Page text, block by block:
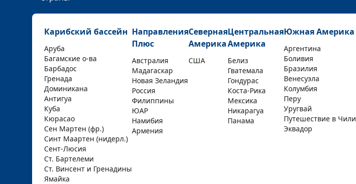
Карибский бассейн
Аруба
Багамские о-ва
Барбадос
Гренада
Доминикана
Антигуа
Куба
Кюрасао
Сен Мартен (фр.)
Синт Маартен (нидерл.)
Сент-Люсия
Ст. Бартелеми
Ст. Винсент и Гренадины
Ямайка
Направления
Плюс
Австралия
Мадагаскар
Новая Зеландия
Россия
Филиппины
ЮАР
Намибия
Армения
Северная
Америка
США
Центральная
Америка
Белиз
Гватемала
Гондурас
Коста-Рика
Мексика
Никарагуа
Панама
Южная Америка
Аргентина
Боливия
Бразилия
Венесуэла
Колумбия
Перу
Уругвай
Путешествие в Чили
Эквадор